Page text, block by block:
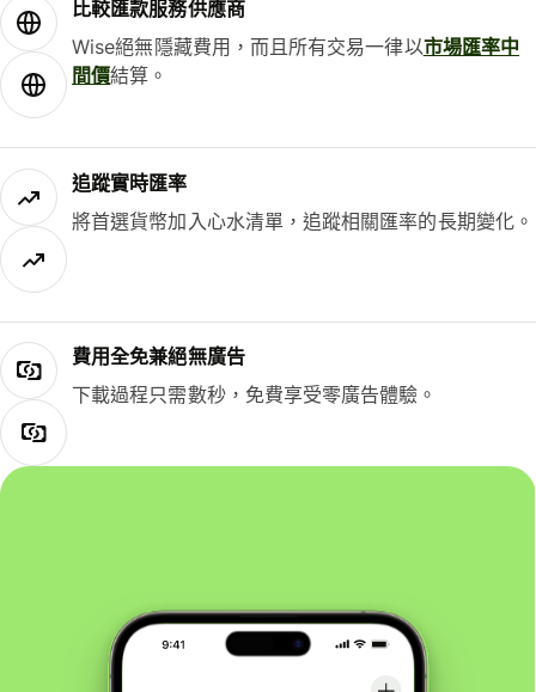
比較匯款服務供應商
Wise絕無隱藏費用，而且所有交易一律以市場匯率中
間價結算。
追蹤實時匯率
將首選貨幣加入心水清單，追蹤相關匯率的長期變化。
費用全免兼絕無廣告
下載過程只需數秒，免費享受零廣告體驗。